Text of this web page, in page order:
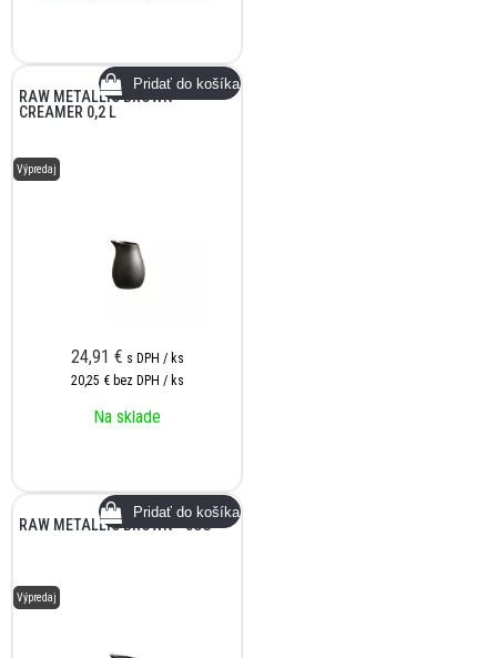
RAW METALLIC BROWN -
CREAMER 0,2 L
Výpredaj
24,91 € s DPH / ks
20,25 € bez DPH / ks
Na sklade
RAW METALLIC BROWN - JUG
Výpredaj